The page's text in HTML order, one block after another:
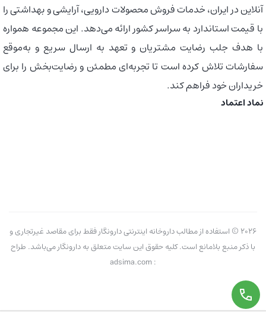
آنلاین در ایران، خدمات فروش محصولات دارویی، آرایشی و بهداشتی را
با قیمت استاندارد به سراسر کشور ارائه می‌دهد. این مجموعه همواره
با هدف جلب رضایت مشتریان و تعهد به ارسال سریع و به‌موقع
سفارشات تلاش کرده است تا تجربه‌ای مطمئن و رضایت‌بخش را برای
خریداران خود فراهم کند.
نماد اعتماد
2026 © استفاده از مطالب داروخانه اینترنتی دارونگار فقط برای مقاصد غیرتجاری و
با ذکر منبع بلامانع است. کلیه حقوق این سایت متعلق به دارونگار می‌باشد. طراح
: adsima.com